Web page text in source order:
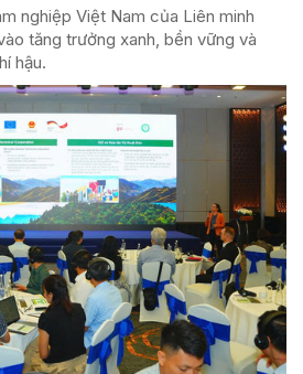
nghiệp Việt Nam của Liên minh
tăng trưởng xanh, bền vững và
hậu.